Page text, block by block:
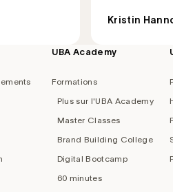
Kristin
UBA Academy
Formations
Plus sur l'UBA Academy
Master Classes
Brand Building College
Digital Bootcamp
60 minutes